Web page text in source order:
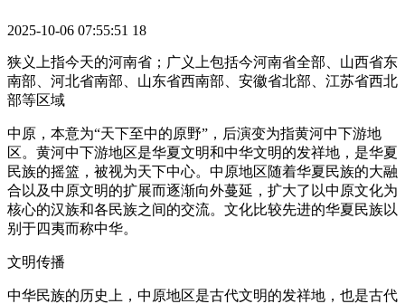
2025-10-06 07:55:51 18
狭义上指今天的河南省；广义上包括今河南省全部、山西省东
南部、河北省南部、山东省西南部、安徽省北部、江苏省西北
部等区域
中原，本意为“天下至中的原野”，后演变为指黄河中下游地
区。黄河中下游地区是华夏文明和中华文明的发祥地，是华夏
民族的摇篮，被视为天下中心。中原地区随着华夏民族的大融
合以及中原文明的扩展而逐渐向外蔓延，扩大了以中原文化为
核心的汉族和各民族之间的交流。文化比较先进的华夏民族以
别于四夷而称中华。
文明传播
中华民族的历史上，中原地区是古代文明的发祥地，也是古代